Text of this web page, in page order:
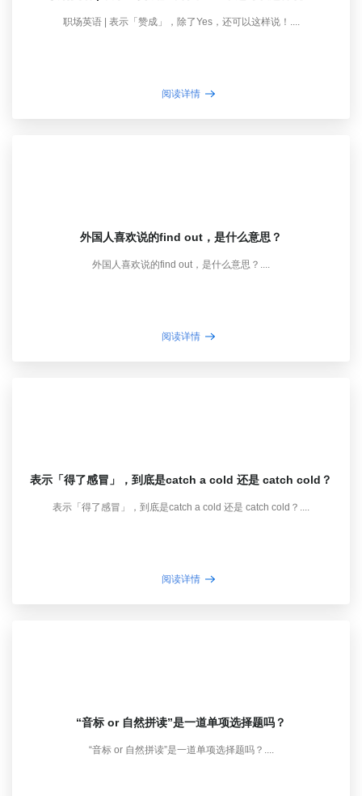
职场英语 | 表示「赞成」，除了Yes，还可以这样说！....
阅读详情
外国人喜欢说的find out，是什么意思？
外国人喜欢说的find out，是什么意思？....
阅读详情
表示「得了感冒」，到底是catch a cold 还是 catch cold？
表示「得了感冒」，到底是catch a cold 还是 catch cold？....
阅读详情
“音标 or 自然拼读”是一道单项选择题吗？
“音标 or 自然拼读”是一道单项选择题吗？....